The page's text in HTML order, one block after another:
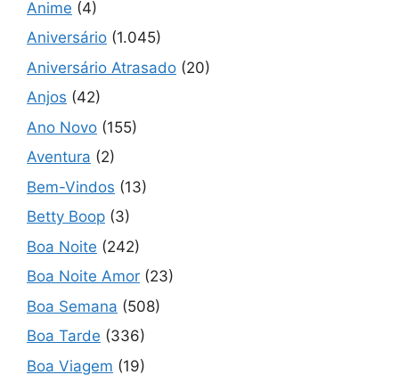
Anime (4)
Aniversário (1.045)
Aniversário Atrasado (20)
Anjos (42)
Ano Novo (155)
Aventura (2)
Bem-Vindos (13)
Betty Boop (3)
Boa Noite (242)
Boa Noite Amor (23)
Boa Semana (508)
Boa Tarde (336)
Boa Viagem (19)